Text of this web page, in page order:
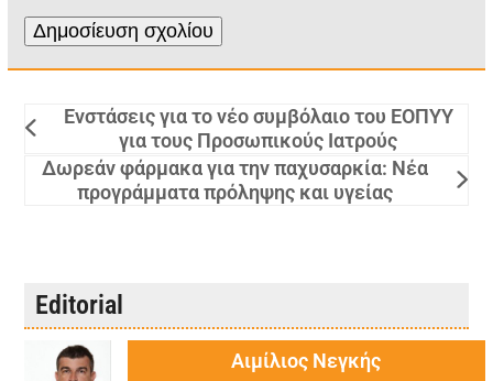
Ενστάσεις για το νέο συμβόλαιο του ΕΟΠΥΥ
για τους Προσωπικούς Ιατρούς
Δωρεάν φάρμακα για την παχυσαρκία: Νέα
προγράμματα πρόληψης και υγείας
Editorial
Αιμίλιος Νεγκής